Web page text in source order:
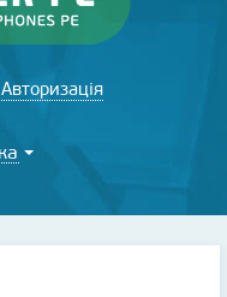
Авторизація